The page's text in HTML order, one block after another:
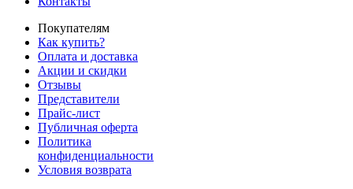
Покупателям
Как купить?
Оплата и доставка
Акции и скидки
Отзывы
Представители
Прайс-лист
Публичная оферта
Политика
конфиденциальности
Условия возврата